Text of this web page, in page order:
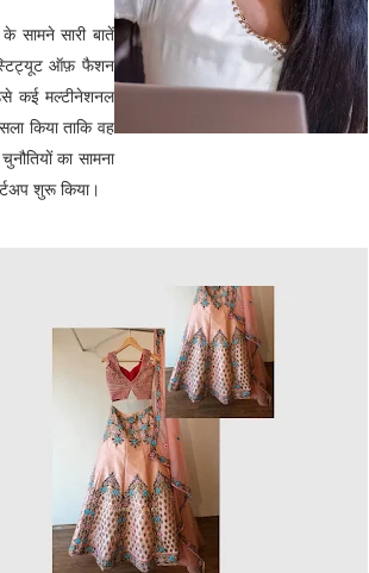
सामने सारी बातें
ऑफ़ फैशन
कई मल्टीनेशनल
किया ताकि वह
का सामना
शुरू किया।